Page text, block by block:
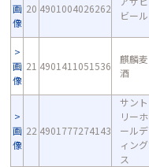
画
像
20 4901004026262
ビール
画
像
21 4901411051536
麒麟麦
酒
画
像
22 4901777274143
サント
リーホ
ールデ
ィング
ス